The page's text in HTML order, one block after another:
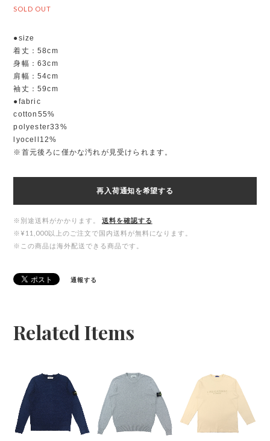
SOLD OUT
●size
着丈：58cm
身幅：63cm
肩幅：54cm
袖丈：59cm
●fabric
cotton55%
polyester33%
lyocell12%
※首元後ろに僅かな汚れが見受けられます。
再入荷通知を希望する
※別途送料がかかります。
送料を確認する
※¥11,000以上のご注文で国内送料が無料になります。
※この商品は海外配送できる商品です。
通報する
Related Items